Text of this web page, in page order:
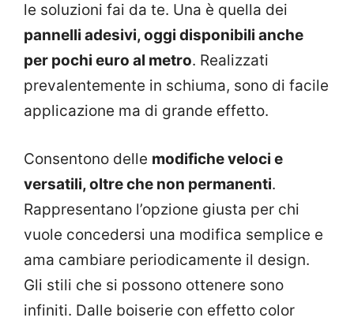
le soluzioni fai da te. Una è quella dei
pannelli adesivi, oggi disponibili anche
per pochi euro al metro. Realizzati
prevalentemente in schiuma, sono di facile
applicazione ma di grande effetto.
Consentono delle modifiche veloci e
versatili, oltre che non permanenti.
Rappresentano l’opzione giusta per chi
vuole concedersi una modifica semplice e
ama cambiare periodicamente il design.
Gli stili che si possono ottenere sono
infiniti. Dalle boiserie con effetto color